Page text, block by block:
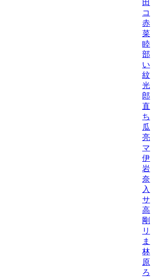
田
コ
赤
菜/
睦/
部
い
紋/
光
郎
直
ち
瓜
亮
マ
伊
岩
奈/
入
サ
高
剛
リ
ま
林
原
ろ